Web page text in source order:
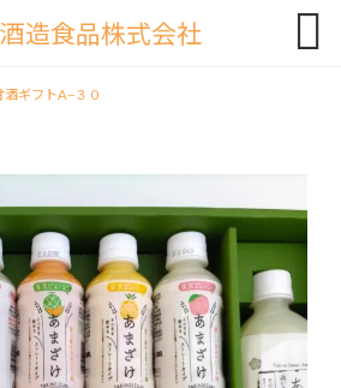
造食品株式会社 
酒ギフトA−３０